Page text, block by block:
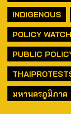
INDIGENOUS
POLICY WATCH
PUBLIC
มหานครภูมิภาค